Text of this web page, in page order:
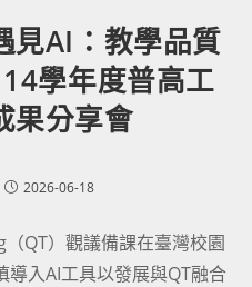
見AI：教學品質
學年度普高工
果分享會
Post2026-06-18
QT）觀議備課在臺灣校園
入AI工具以發展與QT融合